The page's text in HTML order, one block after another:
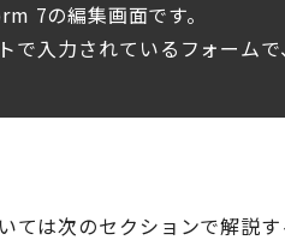
7の編集画面です。
で入力されているフォーム
ては次のセクションで解説